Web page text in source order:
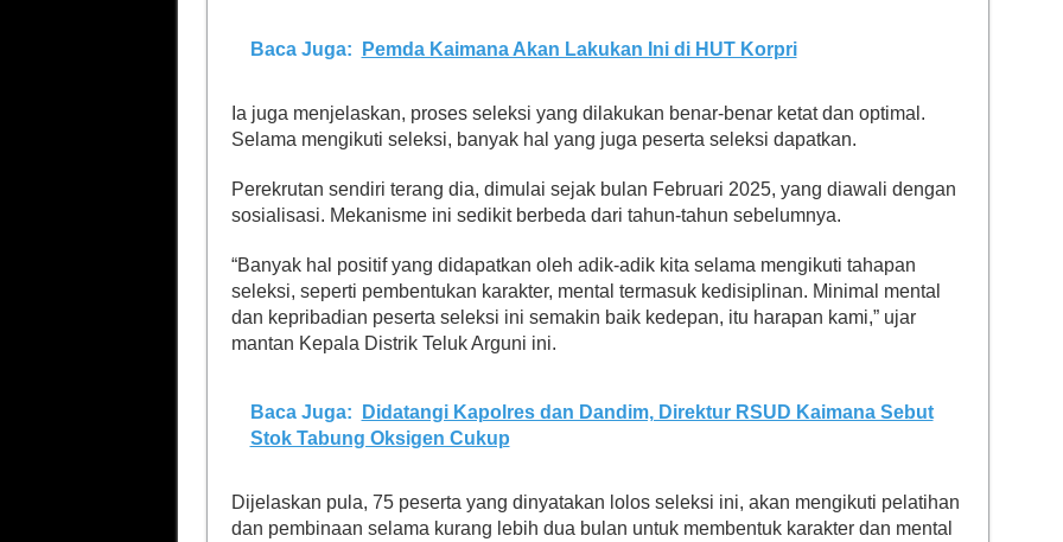
Baca Juga: Pemda Kaimana Akan Lakukan Ini di HUT Korpri
Ia juga menjelaskan, proses seleksi yang dilakukan benar-benar ketat dan optimal.
Selama mengikuti seleksi, banyak hal yang juga peserta seleksi dapatkan.
Perekrutan sendiri terang dia, dimulai sejak bulan Februari 2025, yang diawali dengan
sosialisasi. Mekanisme ini sedikit berbeda dari tahun-tahun sebelumnya.
“Banyak hal positif yang didapatkan oleh adik-adik kita selama mengikuti tahapan
seleksi, seperti pembentukan karakter, mental termasuk kedisiplinan. Minimal mental
dan kepribadian peserta seleksi ini semakin baik kedepan, itu harapan kami,” ujar
mantan Kepala Distrik Teluk Arguni ini.
Baca Juga:
Didatangi Kapolres dan Dandim, Direktur RSUD Kaimana Sebut
Stok Tabung Oksigen Cukup
Dijelaskan pula, 75 peserta yang dinyatakan lolos seleksi ini, akan mengikuti pelatihan
dan pembinaan selama kurang lebih dua bulan untuk membentuk karakter dan mental